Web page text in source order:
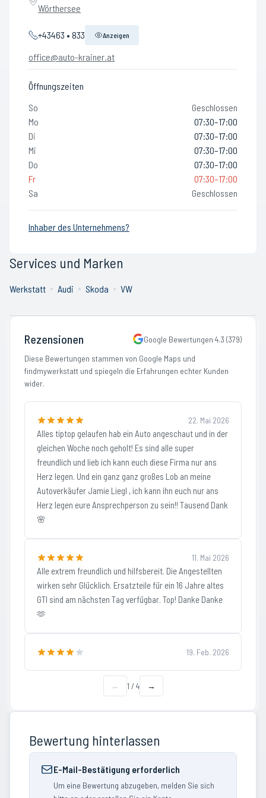
Wörthersee
+43463 • 833 Anzeigen
office@auto-krainer.at
Öffnungszeiten
So
Geschlossen
Mo
07:30–17:00
Di
07:30–17:00
Mi
07:30–17:00
Do
07:30–17:00
Fr
07:30–17:00
Sa
Geschlossen
Inhaber des Unternehmens?
Services und Marken
Werkstatt Audi Skoda VW
Rezensionen Google Bewertungen 4.3 (379)
Diese Bewertungen stammen von Google Maps und
findmywerkstatt und spiegeln die Erfahrungen echter Kunden
wider.
22. Mai 2026
Alles tiptop gelaufen hab ein Auto angeschaut und in der
gleichen Woche noch geholt! Es sind alle super
freundlich und lieb ich kann euch diese Firma nur ans
Herz legen. Und ein ganz ganz großes Lob an meine
Autoverkäufer Jamie Liegl , ich kann ihn euch nur ans
Herz legen eure Ansprechperson zu sein!! Tausend Dank
🌸
11. Mai 2026
Alle extrem freundlich und hilfsbereit. Die Angestellten
wirken sehr Glücklich. Ersatzteile für ein 16 Jahre altes
GTI sind am nächsten Tag verfügbar. Top! Danke Danke
🫶
19. Feb. 2026
← 1 / 4 →
Bewertung hinterlassen
E-Mail-Bestätigung erforderlich
Um eine Bewertung abzugeben, melden Sie sich